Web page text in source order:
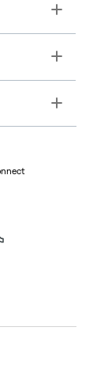
Toggle
Toggle
Toggle